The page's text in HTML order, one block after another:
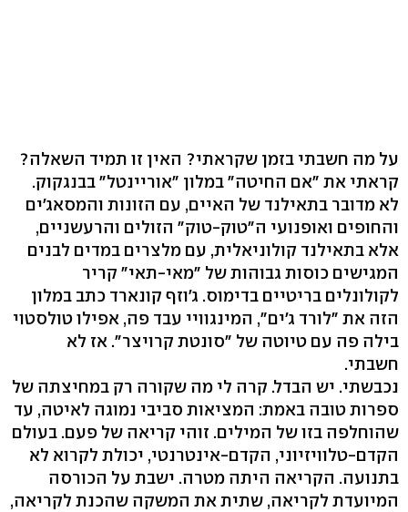
על מה חשבתי בזמן שקראתי? האין זו תמיד השאלה?
קראתי את "אם החיטה" במלון "אוריינטל" בבנגקוק.
לא מדובר בתאילנד של האיים, עם הזונות והמסאג'ים
והחופים ואופנועי ה"טוק-טוק" הזולים והרעשניים,
אלא בתאילנד קולוניאלית, עם מלצרים במדים לבנים
המגישים כוסות גבוהות של "מאי-תאי" קריר
לקולונלים בריטיים בדימוס. ג'וזף קונארד כתב במלון
הזה את "לורד ג'ים", המינגוויי עבד פה, אפילו טולסטוי
בילה פה עם טיוטה של "סונטת קרויצר". אז לא
חשבתי.
נכבשתי. יש הבדל. קרה לי מה שקורה רק במחיצתה של
ספרות טובה באמת: המציאות סביבי נמוגה לאיטה, עד
שהוחלפה בזו של המילים. זוהי קריאה של פעם. בעולם
הקדם-טלוויזיוני, הקדם-אינטרנטי, יכולת לקרוא לא
בתנועה. הקריאה היתה מטרה. ישבת על הכורסה
המיועדת לקריאה, שתית את המשקה שהכנת לקריאה,